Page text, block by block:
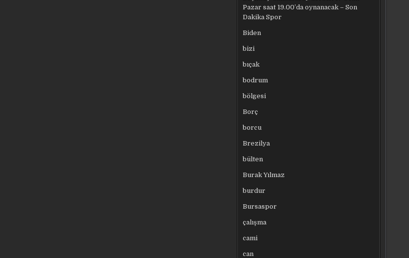
Pazar saat 19.00’da oynanacak – Son
Dakika Spor
Biden
bizi
bıçak
bodrum
bölgesi
Borç
borcu
Brezilya
bülten
Burak Yılmaz
burdur
Bursaspor
çalışma
cami
can